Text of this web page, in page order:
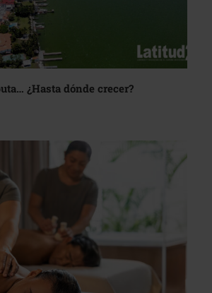
¿Hasta dónde crecer?